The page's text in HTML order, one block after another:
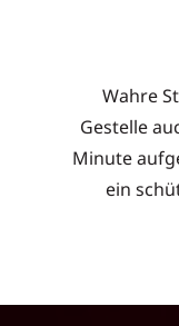
Wahre
Gestelle
Minute
ein